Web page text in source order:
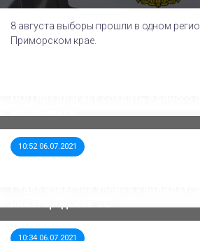
8 августа выборы прошли в одном
Приморском крае.
10:52 06.07.2021
10:34 06.07.2021